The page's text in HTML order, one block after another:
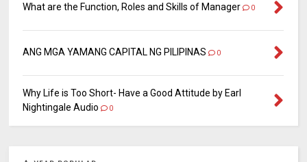
What are the Function, Roles and Skills of Manager 0
ANG MGA YAMANG CAPITAL NG PILIPINAS 0
Why Life is Too Short- Have a Good Attitude by Earl
Nightingale Audio
0